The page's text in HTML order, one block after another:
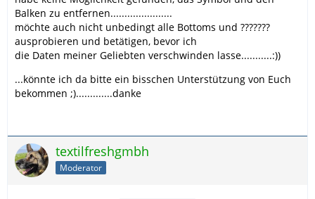
Balken zu entfernen......................
möchte auch nicht unbedingt alle Bottoms und ???????
ausprobieren und betätigen, bevor ich
die Daten meiner Geliebten verschwinden lasse...........:))
...könnte ich da bitte ein bisschen Unterstützung von Euch
bekommen ;).............danke
textilfreshgmbh
Moderator